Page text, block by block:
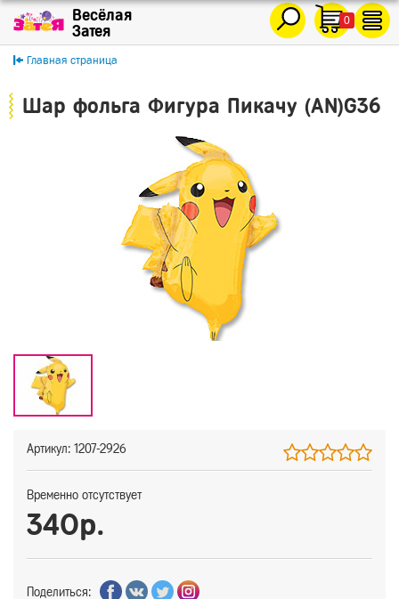
0
Главная страница
Шар фольга Фигура Пикачу (AN)G36
Артикул: 1207-2926
Временно отсутствует
340р.
Поделиться: